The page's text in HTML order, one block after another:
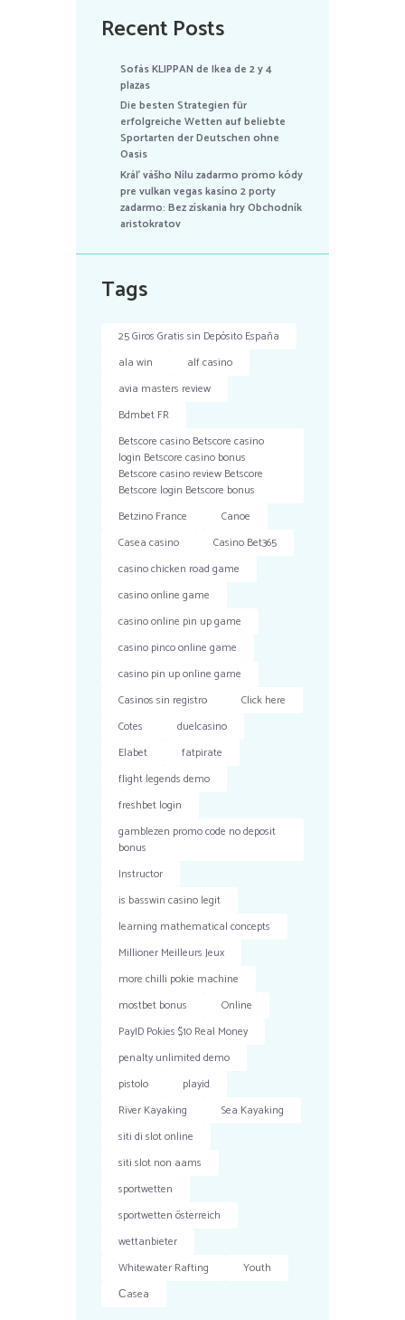
Recent Posts
Sofás KLIPPAN de Ikea de 2 y 4
plazas
Die besten Strategien für
erfolgreiche Wetten auf beliebte
Sportarten der Deutschen ohne
Oasis
Kráľ vášho Nílu zadarmo promo kódy
pre vulkan vegas kasíno 2 porty
zadarmo: Bez získania hry Obchodník
aristokratov
Tags
25 Giros Gratis sin Depósito España
ala win
alf casino
avia masters review
Bdmbet FR
Betscore casino Betscore casino
login Betscore casino bonus
Betscore casino review Betscore
Betscore login Betscore bonus
Betzino France
Canoe
Casea casino
Casino Bet365
casino chicken road game
casino online game
casino online pin up game
casino pinco online game
casino pin up online game
Casinos sin registro
Click here
Cotes
duelcasino
Elabet
fatpirate
flight legends demo
freshbet login
gamblezen promo code no deposit
bonus
Instructor
is basswin casino legit
learning mathematical concepts
Millioner Meilleurs Jeux
more chilli pokie machine
mostbet bonus
Online
PayID Pokies $10 Real Money
penalty unlimited demo
pistolo
playid
River Kayaking
Sea Kayaking
siti di slot online
siti slot non aams
sportwetten
sportwetten österreich
wettanbieter
Whitewater Rafting
Youth
Сasea